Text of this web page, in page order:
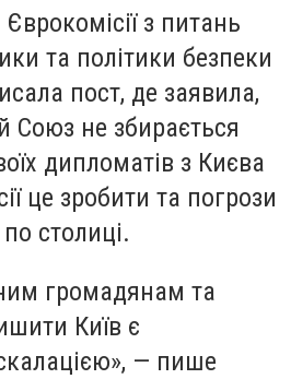
з питань
та політики безпеки
пост, де заявила,
Союз не збирається
дипломатів з Києва
це зробити та погрози
столиці.
громадянам та
Київ є
— пише